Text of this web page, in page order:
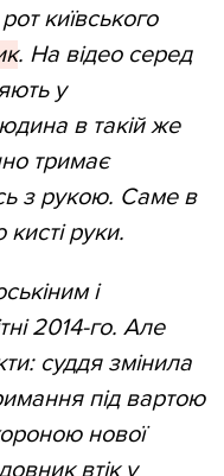
київського
. На відео серед
у
в такій же
тримає
з рукою. Саме в
руки.
і
2014-го. Але
суддя змінила
під вартою
нової
втік у